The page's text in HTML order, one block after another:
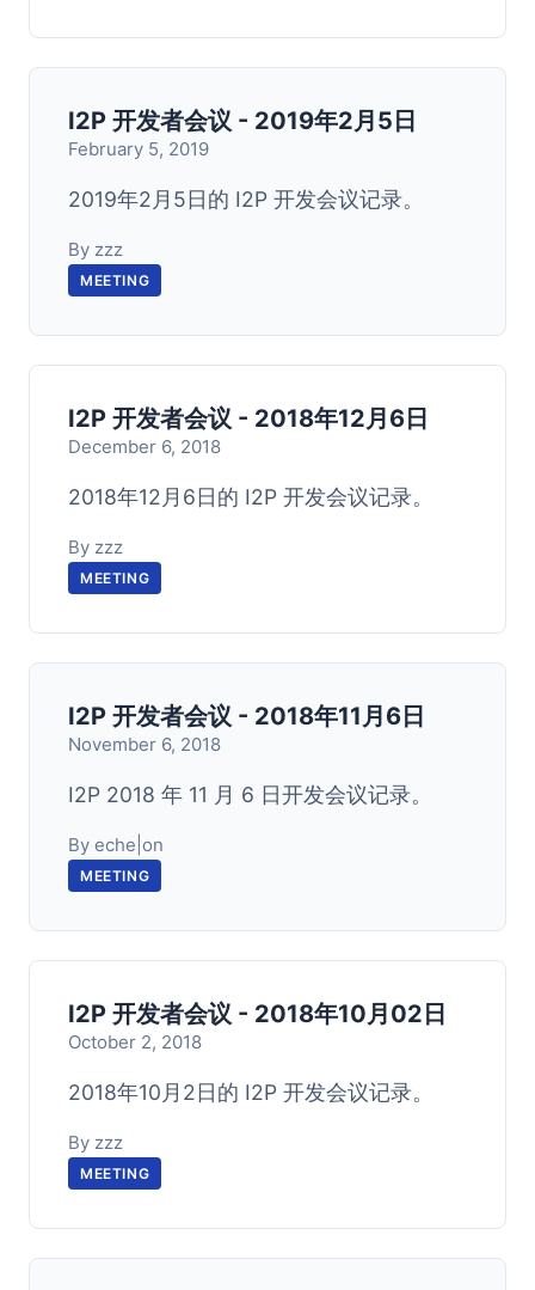
I2P 开发者会议 - 2019年2月5日
February 5, 2019
2019年2月5日的 I2P 开发会议记录。
By zzz
MEETING
I2P 开发者会议 - 2018年12月6日
December 6, 2018
2018年12月6日的 I2P 开发会议记录。
By zzz
MEETING
I2P 开发者会议 - 2018年11月6日
November 6, 2018
I2P 2018 年 11 月 6 日开发会议记录。
By eche|on
MEETING
I2P 开发者会议 - 2018年10月02日
October 2, 2018
2018年10月2日的 I2P 开发会议记录。
By zzz
MEETING